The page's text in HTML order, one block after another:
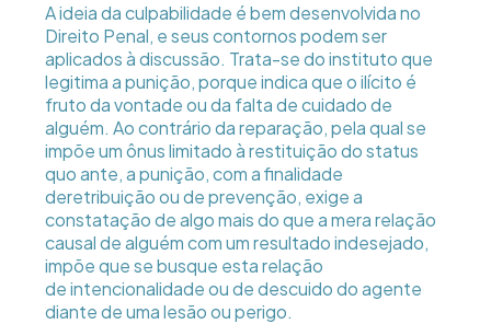
A ideia da culpabilidade é bem desenvolvida no
Direito Penal, e seus contornos podem ser
aplicados à discussão. Trata-se do instituto que
legitima a punição, porque indica que o ilícito é
fruto da vontade ou da falta de cuidado de
alguém. Ao contrário da reparação, pela qual se
impõe um ônus limitado à restituição do status
quo ante, a punição, com a finalidade
deretribuição ou de prevenção, exige a
constatação de algo mais do que a mera relação
causal de alguém com um resultado indesejado,
impõe que se busque esta relação
de intencionalidade ou de descuido do agente
diante de uma lesão ou perigo.